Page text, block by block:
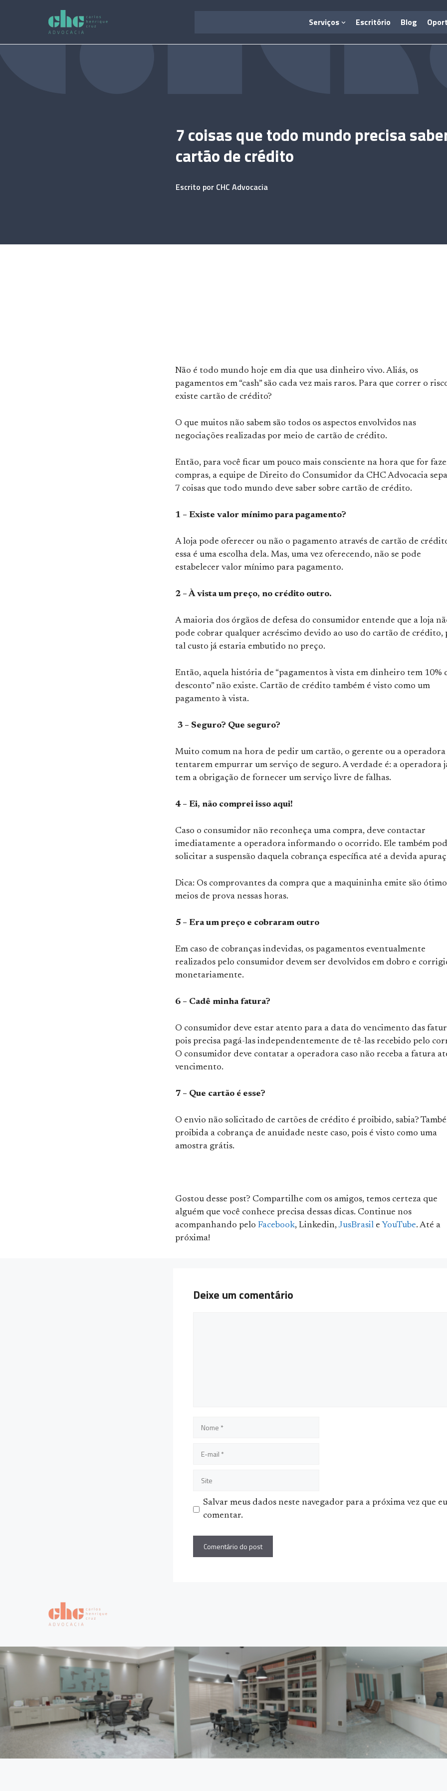
Serviços Escritório Blog
7 coisas que todo mundo precisa
cartão de crédito
Escrito por CHC Advocacia
Não é todo mundo hoje em dia que usa dinheiro vivo. Aliás, os
pagamentos em “cash” são cada vez mais raros. Para que correr o
existe cartão de crédito?
O que muitos não sabem são todos os aspectos envolvidos nas
negociações realizadas por meio de cartão de crédito.
Então, para você ficar um pouco mais consciente na hora que for
compras, a equipe de Direito do Consumidor da CHC Advocacia
7 coisas que todo mundo deve saber sobre cartão de crédito.
1 – Existe valor mínimo para pagamento?
A loja pode oferecer ou não o pagamento através de cartão de
essa é uma escolha dela. Mas, uma vez oferecendo, não se pode
estabelecer valor mínimo para pagamento.
2 – À vista um preço, no crédito outro.
A maioria dos órgãos de defesa do consumidor entende que a loja
pode cobrar qualquer acréscimo devido ao uso do cartão de crédito,
tal custo já estaria embutido no preço.
Então, aquela história de “pagamentos à vista em dinheiro tem 10%
desconto” não existe. Cartão de crédito também é visto como um
pagamento à vista.
3 – Seguro? Que seguro?
Muito comum na hora de pedir um cartão, o gerente ou a operadora
tentarem empurrar um serviço de seguro. A verdade é: a operadora
tem a obrigação de fornecer um serviço livre de falhas.
4 – Ei, não comprei isso aqui!
Caso o consumidor não reconheça uma compra, deve contactar
imediatamente a operadora informando o ocorrido. Ele também
solicitar a suspensão daquela cobrança específica até a devida
Dica: Os comprovantes da compra que a maquininha emite são
meios de prova nessas horas.
5 – Era um preço e cobraram outro
Em caso de cobranças indevidas, os pagamentos eventualmente
realizados pelo consumidor devem ser devolvidos em dobro e
monetariamente.
6 – Cadê minha fatura?
O consumidor deve estar atento para a data do vencimento das
pois precisa pagá-las independentemente de tê-las recebido pelo
O consumidor deve contatar a operadora caso não receba a fatura
vencimento.
7 – Que cartão é esse?
O envio não solicitado de cartões de crédito é proibido, sabia?
proibida a cobrança de anuidade neste caso, pois é visto como uma
amostra grátis.
Gostou desse post? Compartilhe com os amigos, temos certeza que
alguém que você conhece precisa dessas dicas. Continue nos
acompanhando pelo Facebook, Linkedin,JusBrasil e YouTube. Até a
próxima!
Deixe um comentário
mail
Salvar meus dados neste navegador para a próxima vez que eu
comentar.